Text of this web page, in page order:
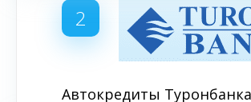
2
Автокредиты Туронбанка